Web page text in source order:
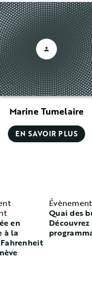
Marine Tumelaire
EN SAVOIR PLUS
en
à la
Quai des